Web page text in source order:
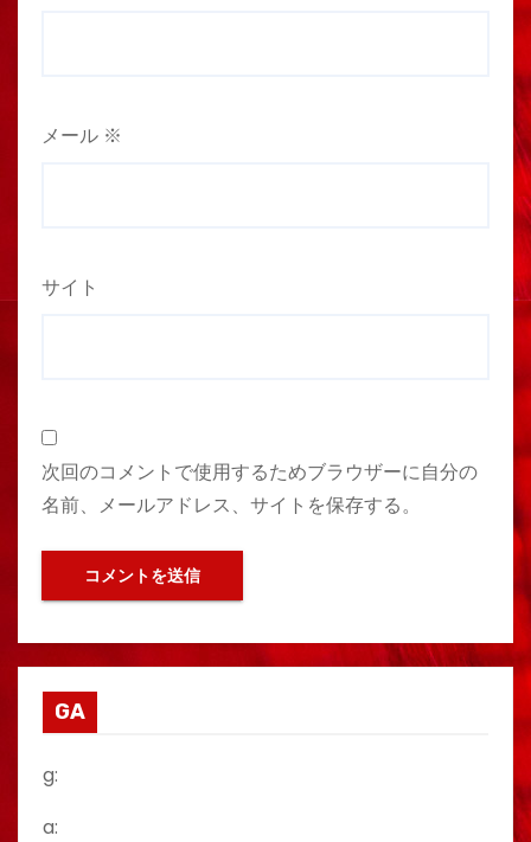
メール ※
サイト
次回のコメントで使用するためブラウザーに自分の
名前、メールアドレス、サイトを保存する。
GA
g:
a: